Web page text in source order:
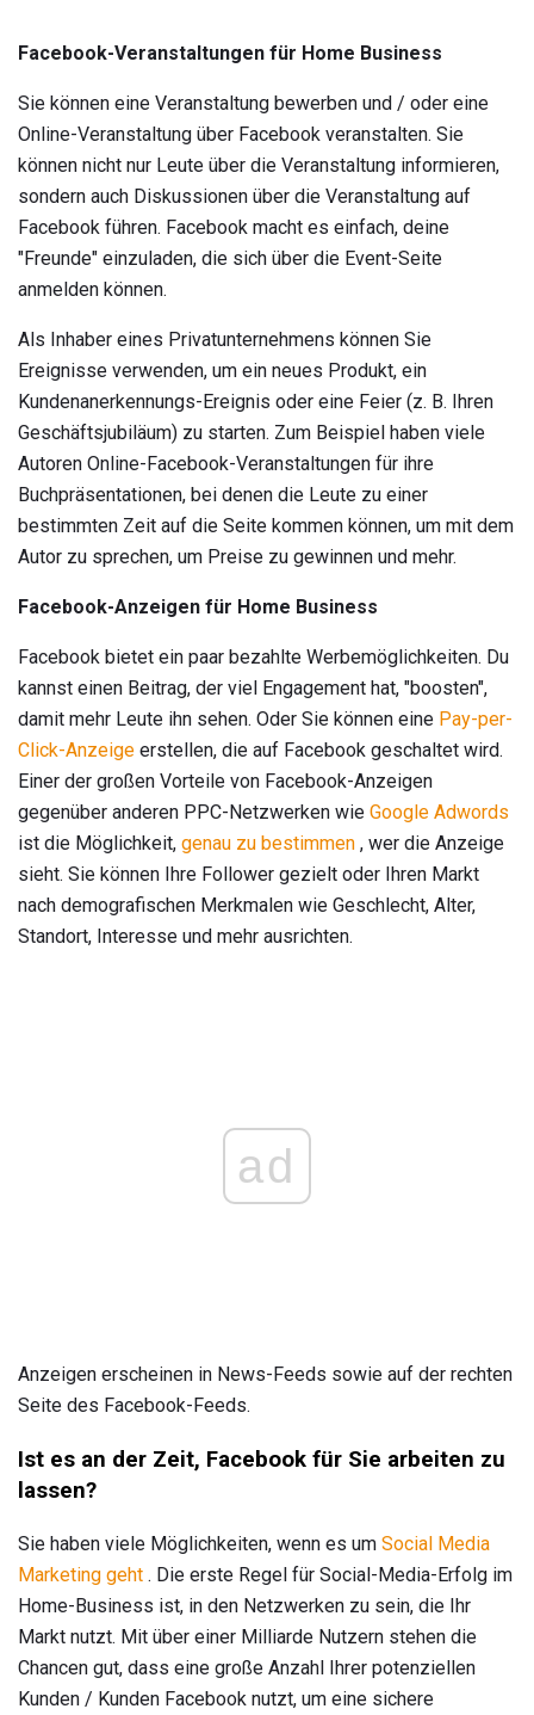
Facebook-Veranstaltungen für Home Business
Sie können eine Veranstaltung bewerben und / oder eine
Online-Veranstaltung über Facebook veranstalten. Sie
können nicht nur Leute über die Veranstaltung informieren,
sondern auch Diskussionen über die Veranstaltung auf
Facebook führen. Facebook macht es einfach, deine
"Freunde" einzuladen, die sich über die Event-Seite
anmelden können.
Als Inhaber eines Privatunternehmens können Sie
Ereignisse verwenden, um ein neues Produkt, ein
Kundenanerkennungs-Ereignis oder eine Feier (z. B. Ihren
Geschäftsjubiläum) zu starten. Zum Beispiel haben viele
Autoren Online-Facebook-Veranstaltungen für ihre
Buchpräsentationen, bei denen die Leute zu einer
bestimmten Zeit auf die Seite kommen können, um mit dem
Autor zu sprechen, um Preise zu gewinnen und mehr.
Facebook-Anzeigen für Home Business
Facebook bietet ein paar bezahlte Werbemöglichkeiten. Du
kannst einen Beitrag, der viel Engagement hat, "boosten",
damit mehr Leute ihn sehen. Oder Sie können eine Pay-per-
Click-Anzeige erstellen, die auf Facebook geschaltet wird.
Einer der großen Vorteile von Facebook-Anzeigen
gegenüber anderen PPC-Netzwerken wie Google Adwords
ist die Möglichkeit, genau zu bestimmen , wer die Anzeige
sieht. Sie können Ihre Follower gezielt oder Ihren Markt
nach demografischen Merkmalen wie Geschlecht, Alter,
Standort, Interesse und mehr ausrichten.
ad
Anzeigen erscheinen in News-Feeds sowie auf der rechten
Seite des Facebook-Feeds.
Ist es an der Zeit, Facebook für Sie arbeiten zu
lassen?
Sie haben viele Möglichkeiten, wenn es um Social Media
Marketing geht . Die erste Regel für Social-Media-Erfolg im
Home-Business ist, in den Netzwerken zu sein, die Ihr
Markt nutzt. Mit über einer Milliarde Nutzern stehen die
Chancen gut, dass eine große Anzahl Ihrer potenziellen
Kunden / Kunden Facebook nutzt, um eine sichere